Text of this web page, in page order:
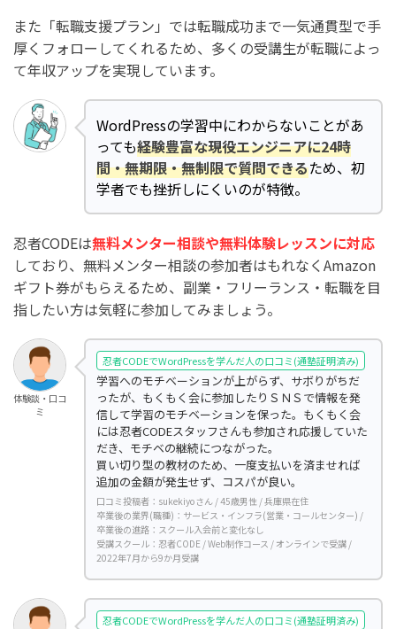
また「転職支援プラン」では転職成功まで一気通貫型で手
厚くフォローしてくれるため、多くの受講生が転職によっ
て年収アップを実現しています。
WordPressの学習中にわからないことがあ
っても経験豊富な現役エンジニアに24時
間・無期限・無制限で質問できるため、初
学者でも挫折しにくいのが特徴。
忍者CODEは無料メンター相談や無料体験レッスンに対応
しており、無料メンター相談の参加者はもれなくAmazon
ギフト券がもらえるため、副業・フリーランス・転職を目
指したい方は気軽に参加してみましょう。
体験談・口コ
ミ
忍者CODEでWordPressを学んだ人の口コミ(通塾証明済み)
学習へのモチベーションが上がらず、サボりがちだ
ったが、もくもく会に参加したりＳＮＳで情報を発
信して学習のモチベーションを保った。もくもく会
には忍者CODEスタッフさんも参加され応援していた
だき、モチベの継続につながった。
買い切り型の教材のため、一度支払いを済ませれば
追加の金額が発生せず、コスパが良い。
口コミ投稿者：sukekiyoさん / 45歳男性 / 兵庫県在住
卒業後の業界(職種)：サービス・インフラ(営業・コールセンター) /
卒業後の進路：スクール入会前と変化なし
受講スクール：忍者CODE / Web制作コース / オンラインで受講 /
2022年7月から9か月受講
忍者CODEでWordPressを学んだ人の口コミ(通塾証明済み)